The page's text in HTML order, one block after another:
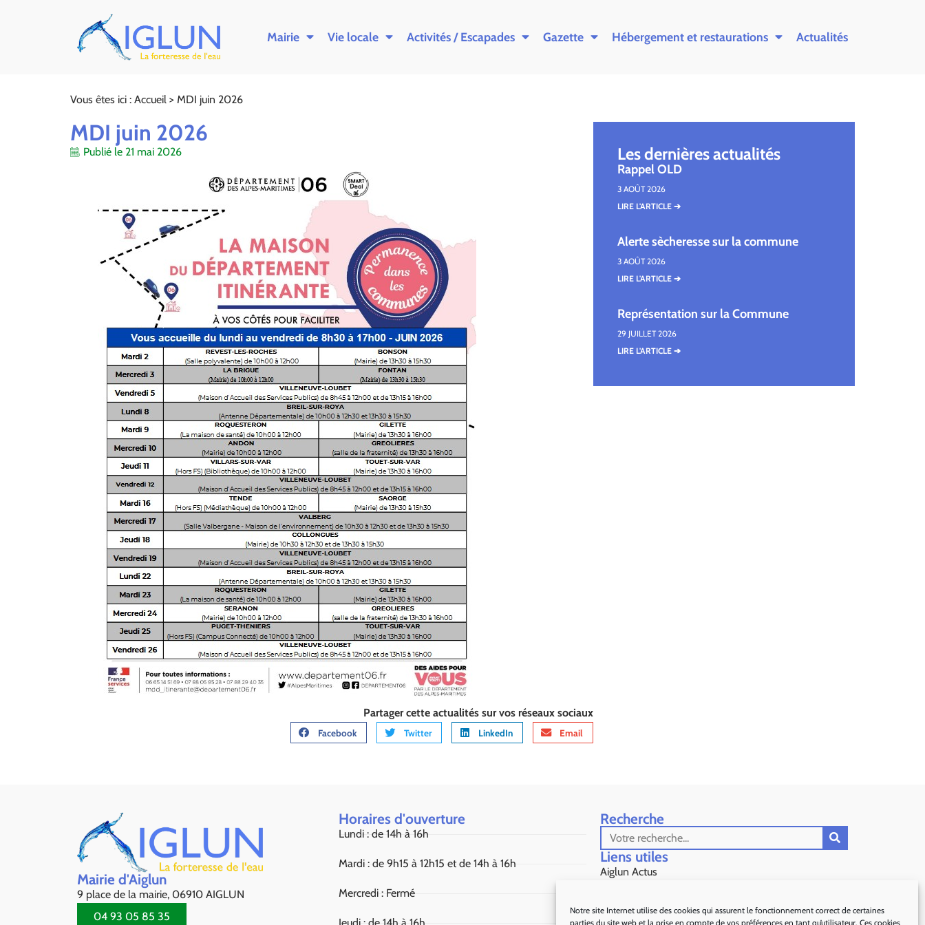
Notre site Internet utilise des cookies qui assurent le fonctionnement correct de certaines
parties du site web et la prise en compte de vos préférences en tant qu’utilisateur. Ces cookies
Mairie Vie locale Activités / Escapades Gazette Hébergement et restaurations Actualités
Vous êtes ici : Accueil > MDI juin 2026
MDI juin 2026
Publié le 21 mai 2026
Partager cette actualités sur vos réseaux sociaux
Facebook Twitter LinkedIn Email
Les dernières actualités
Rappel OLD
3 AOÛT 2026
LIRE L'ARTICLE ➔
Alerte sècheresse sur la commune
3 AOÛT 2026
LIRE L'ARTICLE ➔
Représentation sur la Commune
29 JUILLET 2026
LIRE L'ARTICLE ➔
Mairie d'Aiglun
9 place de la mairie, 06910 AIGLUN
04 93 05 85 35
Horaires d'ouverture
Lundi : de 14h à 16h
Mardi : de 9h15 à 12h15 et de 14h à 16h
Mercredi : Fermé
Recherche
Liens utiles​
Aiglun Actus